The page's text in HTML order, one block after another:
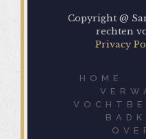
Copyright @
rechten
Privacy
HOME